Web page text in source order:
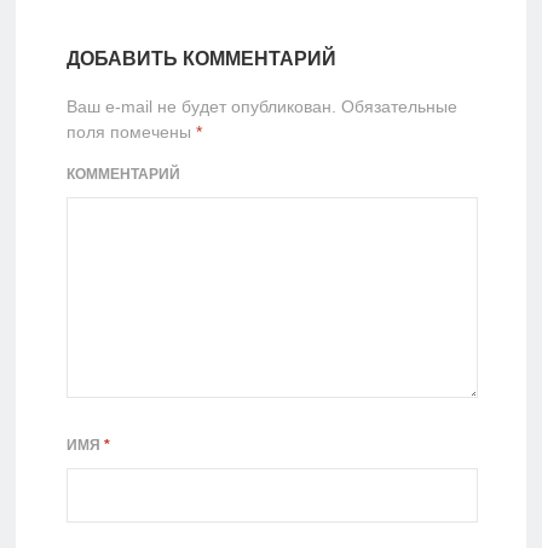
ДОБАВИТЬ КОММЕНТАРИЙ
Ваш e-mail не будет опубликован. Обязательные
поля помечены *
КОММЕНТАРИЙ
ИМЯ *